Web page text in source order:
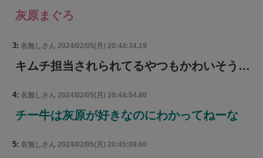
灰原まぐろ
3: 名無しさん 2024/02/05(月) 20:44:34.19
キムチ担当されられてるやつもかわいそう…
4: 名無しさん 2024/02/05(月) 20:44:54.80
チー牛は灰原が好きなのにわかってねーな
5: 名無しさん 2024/02/05(月) 20:45:09.60